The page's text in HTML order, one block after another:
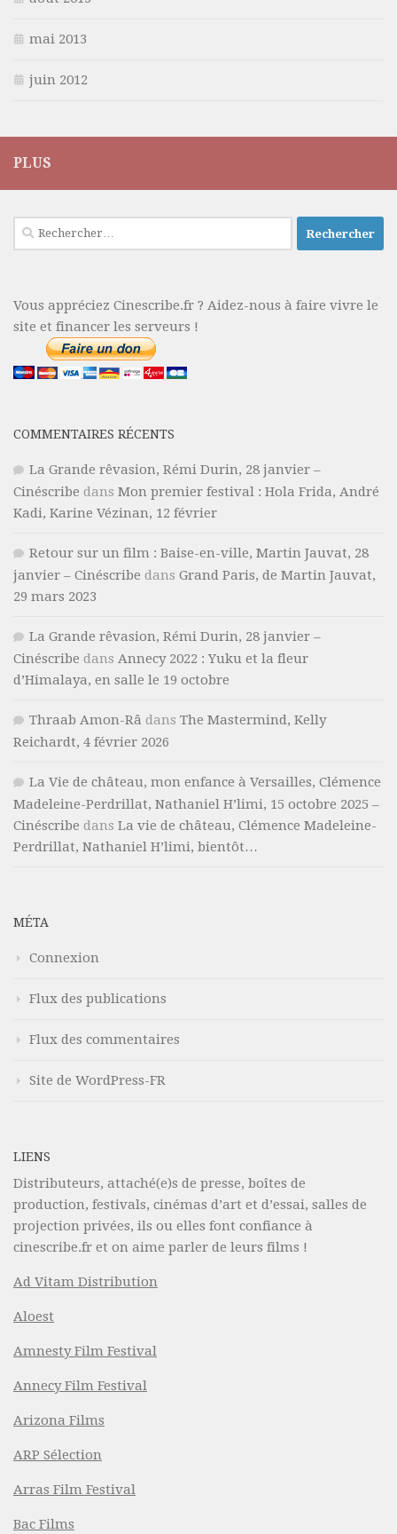
mai 2013
juin 2012
PLUS
Rechercher :
Vous appréciez Cinescribe.fr ? Aidez-nous à faire vivre le
site et financer les serveurs !
COMMENTAIRES RÉCENTS
La Grande rêvasion, Rémi Durin, 28 janvier –
Cinéscribe dans Mon premier festival : Hola Frida, André
Kadi, Karine Vézinan, 12 février
Retour sur un film : Baise-en-ville, Martin Jauvat, 28
janvier – Cinéscribe dans Grand Paris, de Martin Jauvat,
29 mars 2023
La Grande rêvasion, Rémi Durin, 28 janvier –
Cinéscribe dans Annecy 2022 : Yuku et la fleur
d’Himalaya, en salle le 19 octobre
Thraab Amon-Râ dans The Mastermind, Kelly
Reichardt, 4 février 2026
La Vie de château, mon enfance à Versailles, Clémence
Madeleine-Perdrillat, Nathaniel H’limi, 15 octobre 2025 –
Cinéscribe dans La vie de château, Clémence Madeleine-
Perdrillat, Nathaniel H’limi, bientôt…
MÉTA
Connexion
Flux des publications
Flux des commentaires
Site de WordPress-FR
LIENS
Distributeurs, attaché(e)s de presse, boîtes de
production, festivals, cinémas d’art et d’essai, salles de
projection privées, ils ou elles font confiance à
cinescribe.fr et on aime parler de leurs films !
Ad Vitam Distribution
Aloest
Amnesty Film Festival
Annecy Film Festival
Arizona Films
ARP Sélection
Arras Film Festival
Bac Films